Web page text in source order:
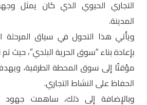
التجاري الحيوي الذي كان يمثل
المدينة.
ويأتي هذا التحول في سياق المرحلة
بإعادة بناء “سوق الحرية البلدي”، حيث
مؤقتًا إلى سوق المحطة الطرقية،
الحفاظ على النشاط التجاري.
وبالإضافة إلى ذلك، ساهمت جهود